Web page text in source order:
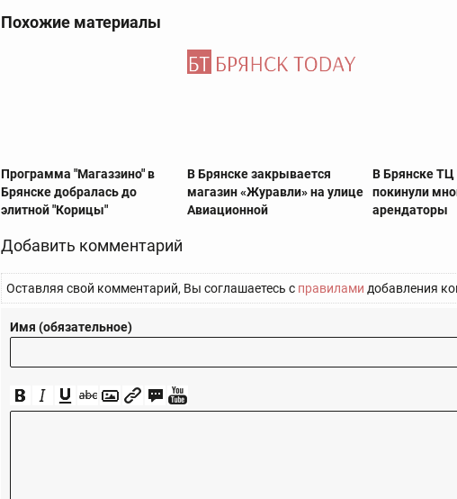
Похожие материалы
Программа "Магаззино" в
Брянске добралась до
элитной "Корицы"
В Брянске закрывается
магазин «Журавли» на улице
Авиационной
В Брянске ТЦ
покинули
арендаторы
Добавить комментарий
Оставляя свой комментарий, Вы соглашаетесь с правилами добавления
Имя (обязательное)